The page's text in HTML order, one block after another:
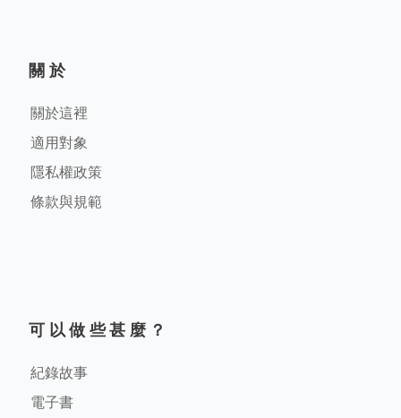
關於
關於這裡
適用對象
隱私權政策
條款與規範
可以做些甚麼？
紀錄故事
電子書